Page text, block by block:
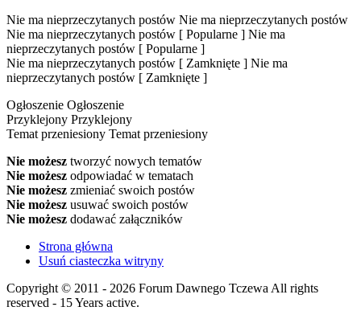
Nie ma nieprzeczytanych postów Nie ma nieprzeczytanych postów
Nie ma nieprzeczytanych postów [ Popularne ] Nie ma
nieprzeczytanych postów [ Popularne ]
Nie ma nieprzeczytanych postów [ Zamknięte ] Nie ma
nieprzeczytanych postów [ Zamknięte ]
Ogłoszenie Ogłoszenie
Przyklejony Przyklejony
Temat przeniesiony Temat przeniesiony
Nie możesz tworzyć nowych tematów
Nie możesz odpowiadać w tematach
Nie możesz zmieniać swoich postów
Nie możesz usuwać swoich postów
Nie możesz dodawać załączników
Strona główna
Usuń ciasteczka witryny
Copyright © 2011 - 2026 Forum Dawnego Tczewa All rights
reserved - 15 Years active.